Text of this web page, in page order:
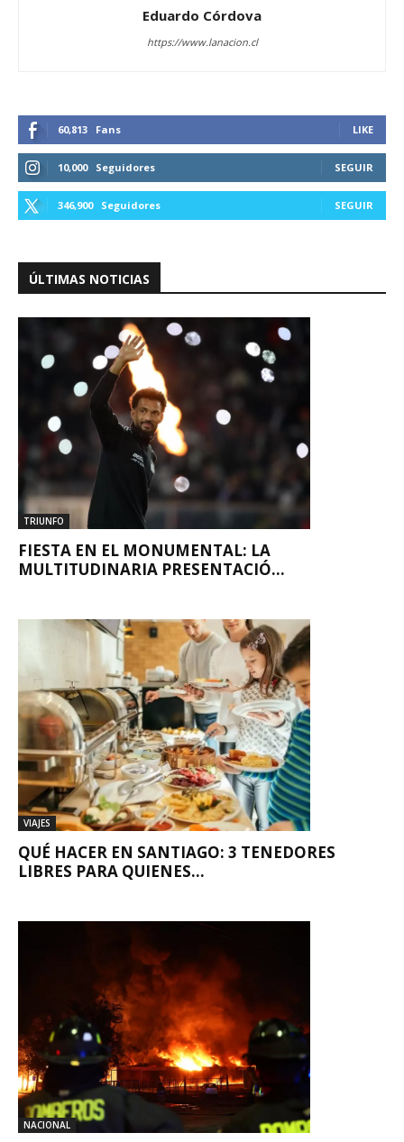
Eduardo Córdova
https://www.lanacion.cl
60,813 Fans LIKE
10,000 Seguidores SEGUIR
346,900 Seguidores SEGUIR
ÚLTIMAS NOTICIAS
TRIUNFO
FIESTA EN EL MONUMENTAL: LA
MULTITUDINARIA PRESENTACIÓ...
VIAJES
QUÉ HACER EN SANTIAGO: 3 TENEDORES
LIBRES PARA QUIENES...
NACIONAL